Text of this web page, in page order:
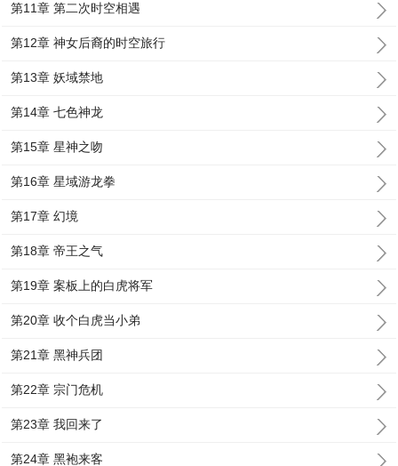
第11章 第二次时空相遇
第12章 神女后裔的时空旅行
第13章 妖域禁地
第14章 七色神龙
第15章 星神之吻
第16章 星域游龙拳
第17章 幻境
第18章 帝王之气
第19章 案板上的白虎将军
第20章 收个白虎当小弟
第21章 黑神兵团
第22章 宗门危机
第23章 我回来了
第24章 黑袍来客